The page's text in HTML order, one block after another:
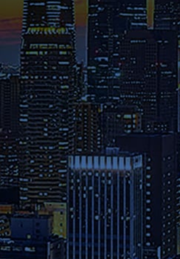
これまでに様々なメディアで紹
介された在学生や修了生の声、
さらには教員のメッセージ等を
ご覧ください。
募集要項
本学へのご出願を検討されてい
る方は、お早めに出願期間・試
験日程・提出書類・納入金など
の詳細をご確認ください。
資料請求